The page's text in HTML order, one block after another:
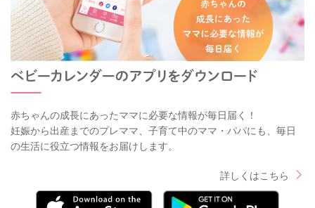
赤ちゃんの成長にあったママに必要な情報が毎日届く！
妊娠から出産までのプレママ、子育て中のママ・パパにも、毎日
の生活に役立つ情報をお届けします。
詳しくはこちら